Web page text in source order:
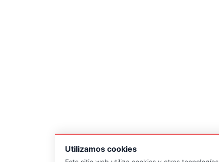
Utilizamos cookies